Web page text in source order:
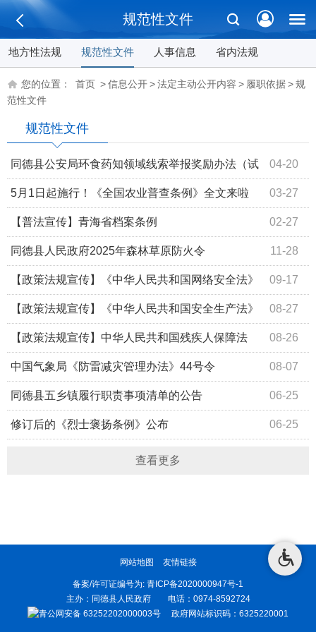
规范性文件
地方性法规 规范性文件 人事信息 省内法规
您的位置： 首页 >信息公开>法定主动公开内容 > 履职依据>规
范性文件
规范性文件
04-20
同德县公安局环食药知领域线索举报奖励办法（试
行） 03-27
5月1日起施行！《全国农业普查条例》全文来啦
02-27
【普法宣传】青海省档案条例
11-28
同德县人民政府2025年森林草原防火令
09-17
【政策法规宣传】《中华人民共和国网络安全法》
08-27
【政策法规宣传】《中华人民共和国安全生产法》
08-26
【政策法规宣传】中华人民共和国残疾人保障法
08-07
中国气象局《防雷减灾管理办法》44号令
06-25
同德县五乡镇履行职责事项清单的公告
06-25
修订后的《烈士褒扬条例》公布
查看更多
网站地图 友情链接
备案/许可证编号为: 青ICP备2020000947号-1
主办：同德县人民政府 电话：0974-8592724
青公网安备 63252202000003号 政府网站标识码：6325220001